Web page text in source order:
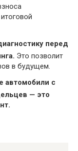
перед
Это позволит
в будущем.
автомобили с
— это